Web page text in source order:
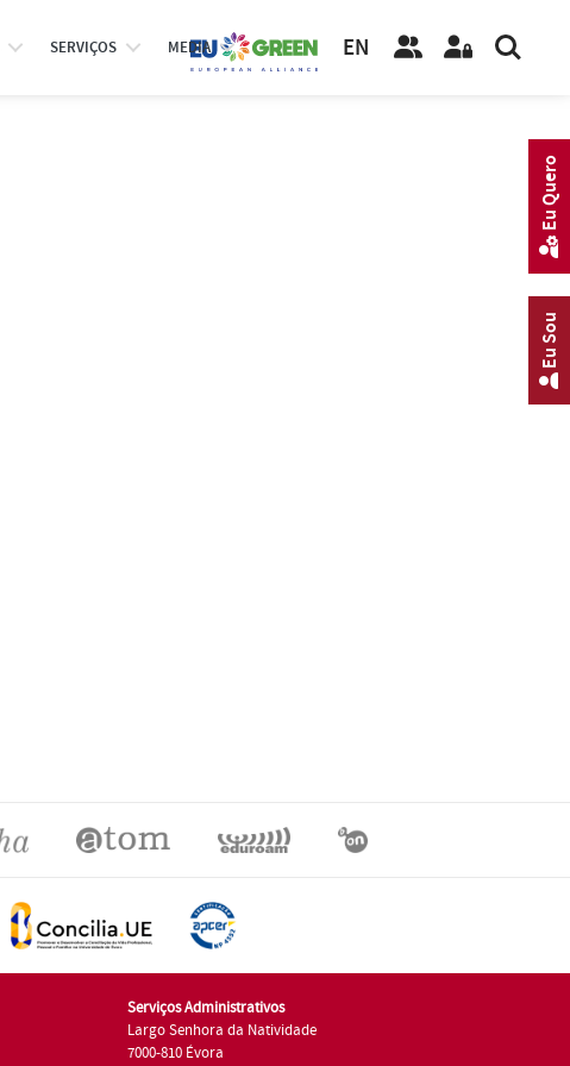
SERVIÇOS MEDIA EN
Serviços Administrativos
Largo Senhora da Natividade
7000-810 Évora
Eu Sou
Eu Quero